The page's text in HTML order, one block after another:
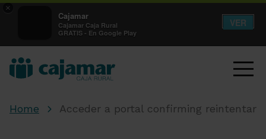
×
Cajamar
Cajamar Caja Rural
GRATIS - En Google Play
VER
Home Acceder a portal confirming reintentar